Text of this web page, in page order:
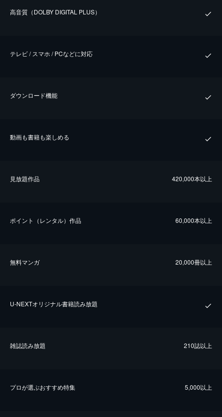
⾼⾳質（DOLBY DIGITAL PLUS）
テレビ / スマホ / PCなどに対応
ダウンロード機能
動画も書籍も楽しめる
⾒放題作品 420,000本以上
ポイント（レンタル）作品 60,000本以上
無料マンガ 20,000冊以上
U-NEXTオリジナル書籍読み放題
雑誌読み放題 210誌以上
プロが選ぶおすすめ特集 5,000以上